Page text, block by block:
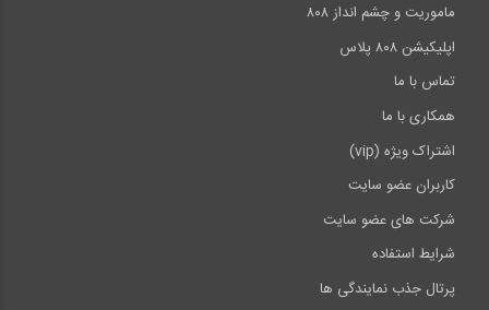
ماموریت و چشم انداز ۸۰۸
اپلیکیشن ۸۰۸ پلاس
تماس با ما
همکاری با ما
اشتراک ویژه (vip)
کاربران عضو سایت
شرکت های عضو سایت
شرایط استفاده
پرتال جذب نمایندگی ها